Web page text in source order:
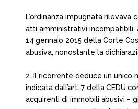
L’ordinanza impugnata
atti amministrativi incompatibili.
14 gennaio 2015 della Corte
abusiva, nonostante la
2. Il ricorrente deduce un unico
indicata dall’art. 7 della CEDU
acquirenti di immobili abusivi –